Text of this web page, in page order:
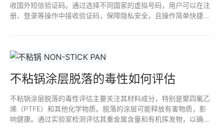
收国外短信验证码。通过选择不同国家的虚拟号码，用户可以在注
册、登录等操作中接收验证码，保障隐私安全，且操作简单快捷。
不粘锅涂层脱落的毒性如何评估
不粘锅涂层脱落的毒性评估主要关注其材料成分，特别是聚四氟乙
烯（PTFE）和其他化学物质。脱落的涂层可能释放有害物质，影
响健康。通过实验室检测评估其重金属含量和有机挥发物，以确定